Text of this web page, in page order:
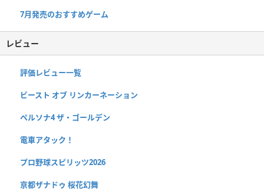
7月発売のおすすめゲーム
レビュー
評価レビュー一覧
ビースト オブ リンカーネーション
ペルソナ4 ザ・ゴールデン
電車アタック！
プロ野球スピリッツ2026
亰都ザナドゥ 桜花幻舞